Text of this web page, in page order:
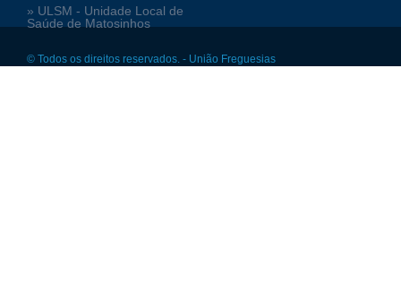
» ULSM - Unidade Local de
Saúde de Matosinhos
© Todos os direitos reservados. - União Freguesias